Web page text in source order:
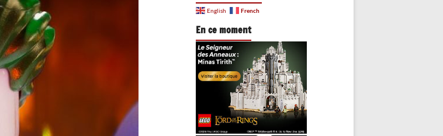
English French
En ce moment